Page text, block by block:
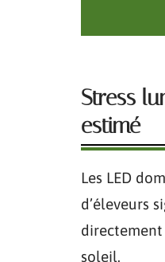
Stress
estimé
Les LED
d’éleveurs
soleil.